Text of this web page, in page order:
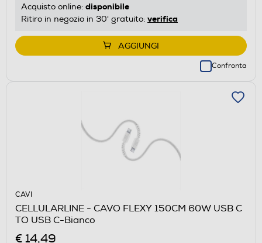
Acquisto online: disponibile
Ritiro in negozio in 30' gratuito: verifica
AGGIUNGI
Confronta
CAVI
CELLULARLINE - CAVO FLEXY 150CM 60W USB C
TO USB C-Bianco
€ 14,49